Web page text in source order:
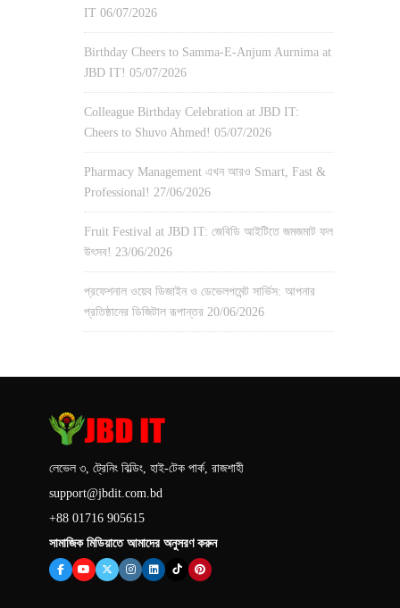
IT 06/07/2026
Birthday Cheers to Samma-E-Anjum Aurnima at
JBD IT! 05/07/2026
Colleague Birthday Celebration at JBD IT:
Cheers to Shuvo Ahmed! 05/07/2026
Pharmacy Management এখন আরও Smart, Fast &
Professional! 27/06/2026
Fruit Festival at JBD IT: জেবিডি আইটিতে জমজমাট ফল
উৎসব! 23/06/2026
প্রফেশনাল ওয়েব ডিজাইন ও ডেভেলপমেন্ট সার্ভিস: আপনার
প্রতিষ্ঠানের ডিজিটাল রূপান্তর 20/06/2026
লেভেল ৩, ট্রেনিং বিল্ডিং, হাই-টেক পার্ক, রাজশাহী
support@jbdit.com.bd
+88 01716 905615
সামাজিক মিডিয়াতে আমাদের অনুসরণ করুন